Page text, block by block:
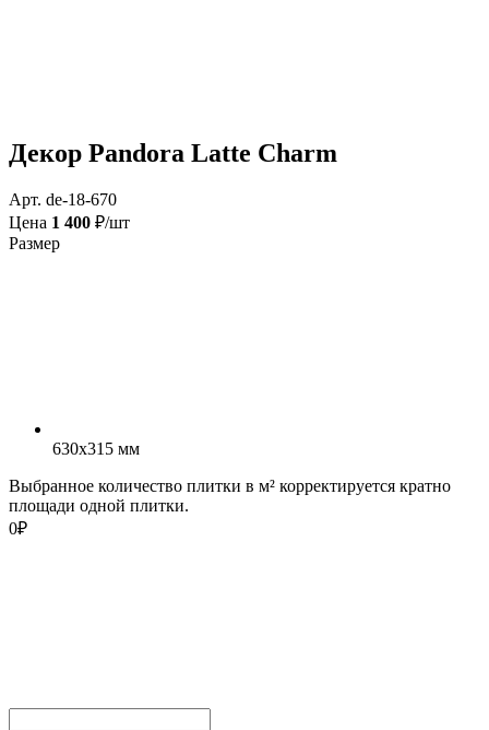
Декор Pandora Latte Charm
Арт. de-18-670
Цена 1 400 ₽/шт
Размер
630x315 мм
Выбранное количество плитки в м² корректируется кратно
площади одной плитки.
0₽